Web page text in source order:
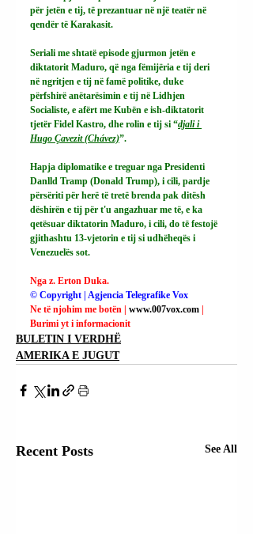
për jetën e tij, të prezantuar në një teatër në
qendër të Karakasit.
Seriali me shtatë episode gjurmon jetën e
diktatorit Maduro, që nga fëmijëria e tij deri
në ngritjen e tij në famë politike, duke
përfshirë anëtarësimin e tij në Lidhjen
Socialiste, e afërt me Kubën e ish-diktatorit
tjetër Fidel Kastro, dhe rolin e tij si “djali i
Hugo Çavezit (Chávez)”.
Hapja diplomatike e treguar nga Presidenti
Danlld Tramp (Donald Trump), i cili, pardje
përsëriti për herë të tretë brenda pak ditësh
dëshirën e tij për t'u angazhuar me të, e ka
qetësuar diktatorin Maduro, i cili, do të festojë
gjithashtu 13-vjetorin e tij si udhëheqës i
Venezuelës sot.
Nga z. Erton Duka.
© Copyright | Agjencia Telegrafike Vox
Ne të njohim me botën | www.007vox.com |
Burimi yt i informacionit
BULETIN I VERDHË
AMERIKA E JUGUT
Recent Posts See All